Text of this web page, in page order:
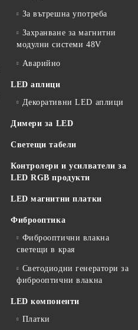
За вътрешна употреба
Захранване за магнитни
модулни системи 48V
Аварийно
LED аплици
Декоративни LED аплици
Димери за LED
Светещи табели
Контролери и усилватели за
LED RGB продукти
LED магнитни платки
Фиброоптика
Фиброоптични влакна
светещи в края
Светодиодни генератори за
фиброоптични влакна
LED компоненти
Платки